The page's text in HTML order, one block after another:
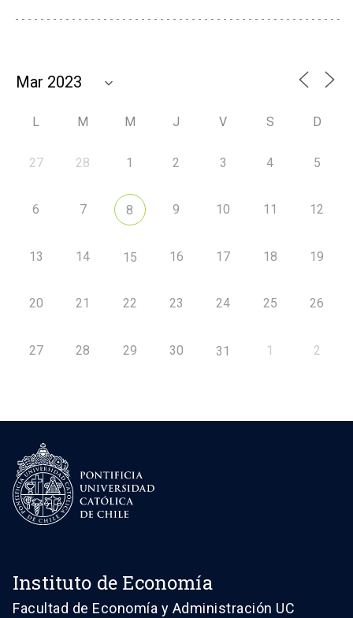
L M M J V S D
27 28 1 2 3 4 5
6 7 8 9 10 11 12
13 14 15 16 17 18 19
20 21 22 23 24 25 26
27 28 29 30 31 1 2
Instituto de Economía
Facultad de Economía y Administración UC